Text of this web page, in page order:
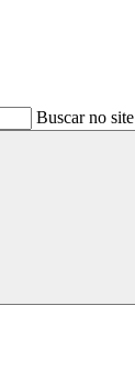
Buscar no site
Buscar